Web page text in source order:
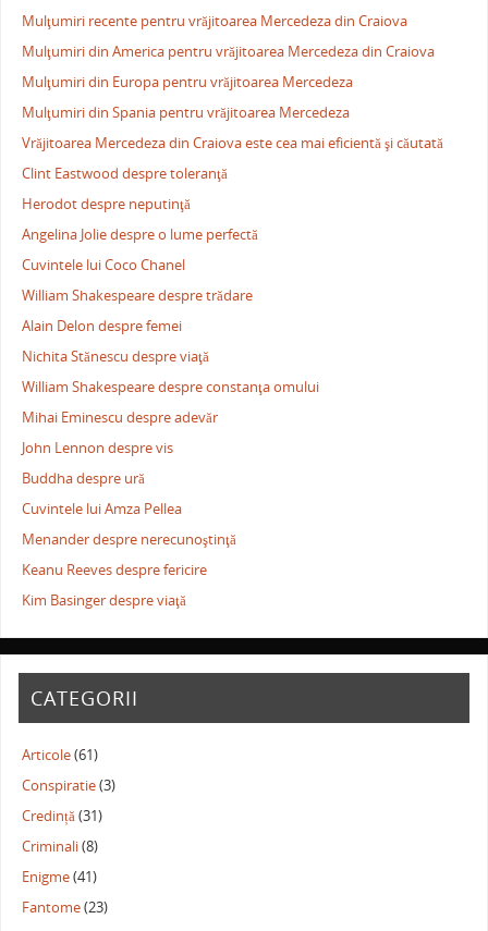
Mulţumiri recente pentru vrăjitoarea Mercedeza din Craiova
Mulţumiri din America pentru vrăjitoarea Mercedeza din Craiova
Mulţumiri din Europa pentru vrăjitoarea Mercedeza
Mulţumiri din Spania pentru vrăjitoarea Mercedeza
Vrăjitoarea Mercedeza din Craiova este cea mai eficientă şi căutată
Clint Eastwood despre toleranţă
Herodot despre neputinţă
Angelina Jolie despre o lume perfectă
Cuvintele lui Coco Chanel
William Shakespeare despre trădare
Alain Delon despre femei
Nichita Stănescu despre viaţă
William Shakespeare despre constanţa omului
Mihai Eminescu despre adevăr
John Lennon despre vis
Buddha despre ură
Cuvintele lui Amza Pellea
Menander despre nerecunoştinţă
Keanu Reeves despre fericire
Kim Basinger despre viaţă
CATEGORII
Articole(61)
Conspiratie(3)
Credință(31)
Criminali(8)
Enigme(41)
Fantome(23)